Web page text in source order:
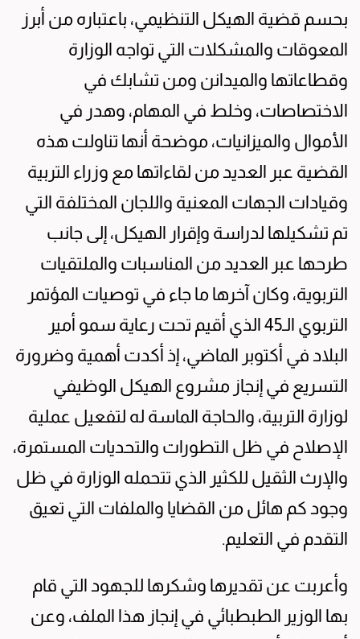
بحسم قضية الهيكل التنظيمي، باعتباره من أبرز
المعوقات والمشكلات التي تواجه الوزارة
وقطاعاتها والميدانن ومن تشابك في
الاختصاصات، وخلط في المهام، وهدر في
الأموال والميزانيات، موضحة أنها تناولت هذه
القضية عبر العديد من لقاءاتها مع وزراء التربية
وقيادات الجهات المعنية واللجان المختلفة التي
تم تشكيلها لدراسة وإقرار الهيكل، إلى جانب
طرحها عبر العديد من المناسبات والملتقيات
التربوية، وكان آخرها ما جاء في توصيات المؤتمر
التربوي الـ45 الذي أقيم تحت رعاية سمو أمير
البلاد في أكتوبر الماضي، إذ أكدت أهمية وضرورة
التسريع في إنجاز مشروع الهيكل الوظيفي
لوزارة التربية، والحاجة الماسة له لتفعيل عملية
الإصلاح في ظل التطورات والتحديات المستمرة،
والإرث الثقيل للكثير الذي تتحمله الوزارة في ظل
وجود كم هائل من القضايا والملفات التي تعيق
التقدم في التعليم.
وأعربت عن تقديرها وشكرها للجهود التي قام
بها الوزير الطبطبائي في إنجاز هذا الملف، وعن